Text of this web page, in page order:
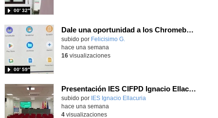
00′ 32″
Dale una oportunidad a los Chromebooks y utiliza un proyector para realizar talleres si no tienes pantallas táctiles
Contenido educativo.
subido por Felicisimo G.
00′ 59″
hace una semana
16visualizaciones
Presentación IES CIFPD Ignacio Ellacuría
Contenido educativo.
subido por IES Ignacio Ellacuria
hace una semana
4visualizaciones